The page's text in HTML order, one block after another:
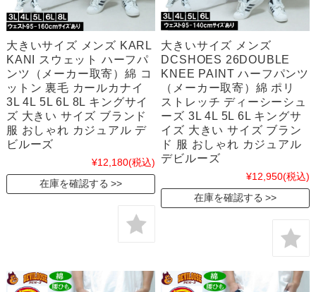
大きいサイズ メンズ KARL
KANI スウェット ハーフパ
ンツ（メーカー取寄）綿 コ
ットン 裏毛 カールカナイ
3L 4L 5L 6L 8L キングサイ
ズ 大きい サイズ ブランド
服 おしゃれ カジュアル デ
ビルーズ
¥12,180(税込)
在庫を確認する
大きいサイズ メンズ
DCSHOES 26DOUBLE
KNEE PAINT ハーフパンツ
（メーカー取寄）綿 ポリ
ストレッチ ディーシーシュ
ーズ 3L 4L 5L 6L キングサ
イズ 大きい サイズ ブラン
ド 服 おしゃれ カジュアル
デビルーズ
¥12,950(税込)
在庫を確認する